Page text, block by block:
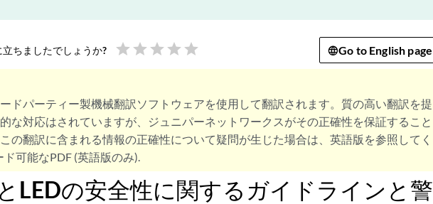
ちましたでしょうか? star star star star star Go to English page
ドパーティー製機械翻訳ソフトウェアを使用して翻訳されます。質の高い翻訳を提
な対応はされていますが、ジュニパーネットワークスがその正確性を保証すること
の翻訳に含まれる情報の正確性について疑問が生じた場合は、英語版を参照してく
ド可能なPDF (英語版のみ).
LEDの安全性に関するガイドラインと警